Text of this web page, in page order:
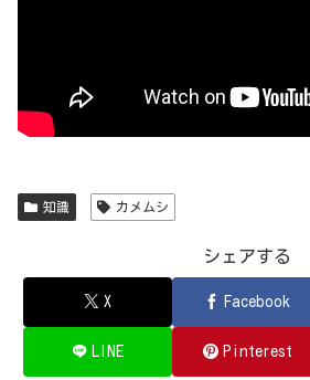
知識 カメムシ
シェアする
X Facebook
LINE Pinterest